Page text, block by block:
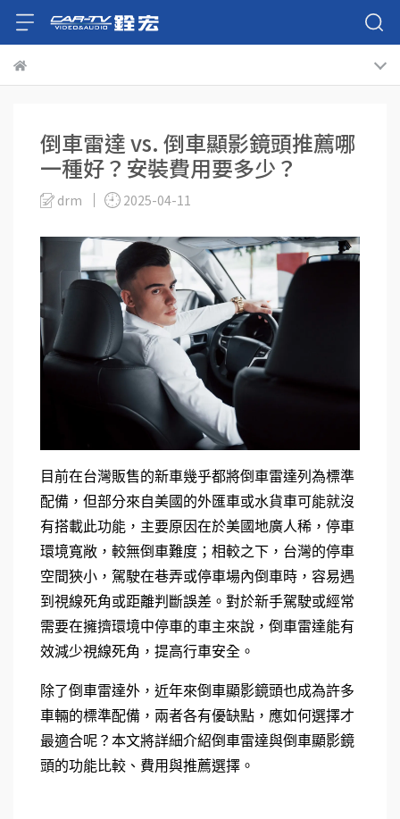
倒車雷達 vs. 倒車顯影鏡頭推薦哪
一種好？安裝費用要多少？
drm 2025-04-11
目前在台灣販售的新車幾乎都將倒車雷達列為標準
配備，但部分來自美國的外匯車或水貨車可能就沒
有搭載此功能，主要原因在於美國地廣人稀，停車
環境寬敞，較無倒車難度；相較之下，台灣的停車
空間狹小，駕駛在巷弄或停車場內倒車時，容易遇
到視線死角或距離判斷誤差。對於新手駕駛或經常
需要在擁擠環境中停車的車主來說，倒車雷達能有
效減少視線死角，提高行車安全。
除了倒車雷達外，近年來倒車顯影鏡頭也成為許多
車輛的標準配備，兩者各有優缺點，應如何選擇才
最適合呢？本文將詳細介紹倒車雷達與倒車顯影鏡
頭的功能比較、費用與推薦選擇。